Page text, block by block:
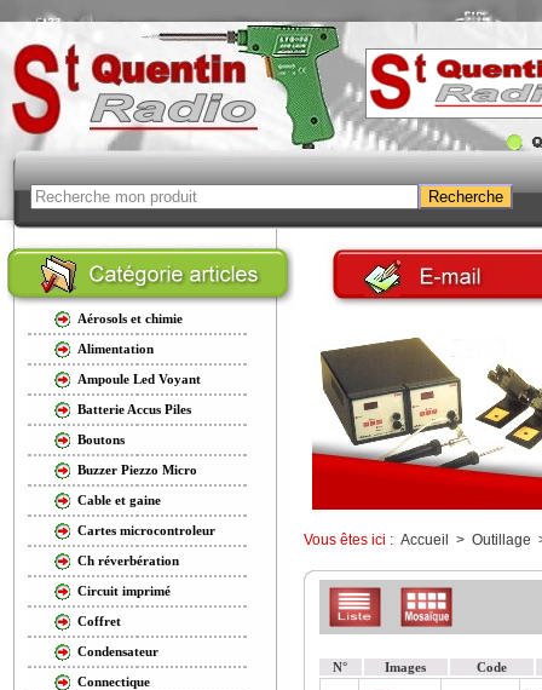
Aérosols et chimie
Alimentation
Ampoule Led Voyant
Batterie Accus Piles
Boutons
Buzzer Piezzo Micro
Cable et gaine
Cartes microcontroleur
Ch réverbération
Circuit imprimé
Coffret
Condensateur
Connectique
Vous êtes ici : Accueil > Outillage
N° Images Code